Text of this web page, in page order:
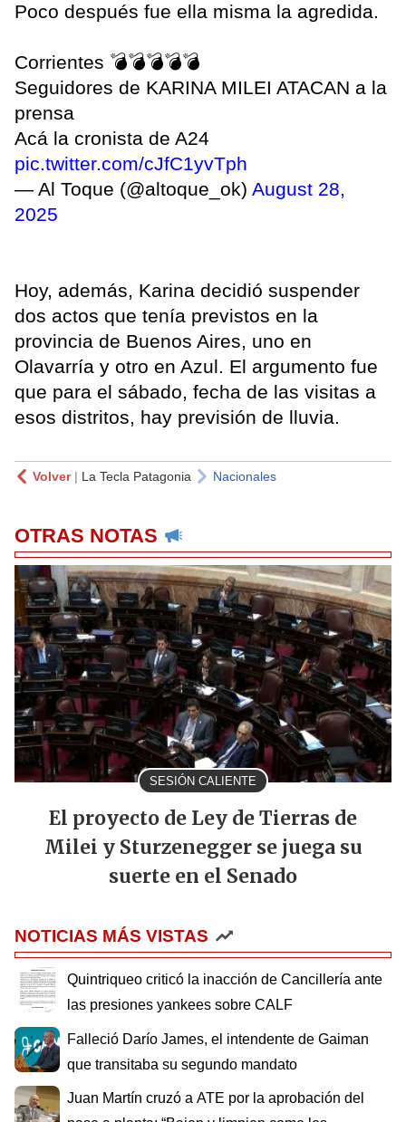
Poco después fue ella misma la agredida.
Corrientes 💣💣💣💣💣
Seguidores de KARINA MILEI ATACAN a la
prensa
Acá la cronista de A24
pic.twitter.com/cJfC1yvTph
— Al Toque (@altoque_ok) August 28,
2025
Hoy, además, Karina decidió suspender
dos actos que tenía previstos en la
provincia de Buenos Aires, uno en
Olavarría y otro en Azul. El argumento fue
que para el sábado, fecha de las visitas a
esos distritos, hay previsión de lluvia.
Volver| La Tecla Patagonia Nacionales
OTRAS NOTAS
SESIÓN CALIENTE
El proyecto de Ley de Tierras de
Milei y Sturzenegger se juega su
suerte en el Senado
NOTICIAS MÁS VISTAS
Quintriqueo criticó la inacción de Cancillería ante
las presiones yankees sobre CALF
Falleció Darío James, el intendente de Gaiman
que transitaba su segundo mandato
Juan Martín cruzó a ATE por la aprobación del